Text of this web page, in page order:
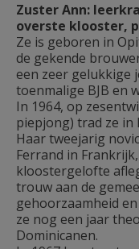
Zuster Ann:
overste klooster,
Ze is geboren in
de gekende
een zeer gelukkige
toenmalige BJB en
In 1964, op
piepjong) trad ze
Haar tweejarig
Ferrand in
kloostergelofte
trouw aan de
gehoorzaamheid
ze nog een jaar
Dominicanen.